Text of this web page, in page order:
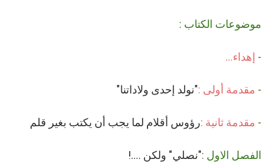
موضوعات الكتاب :
- إهداء...
- مقدمة أولى :"نولد إحدى ولاداتنا"
- مقدمة ثانية :رؤوس أقلام لما يجب أن يكتب بغير قلم
الفصل الاول :"نصلي" ولكن ....!